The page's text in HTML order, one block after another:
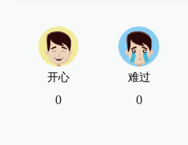
开心
0
难过
0